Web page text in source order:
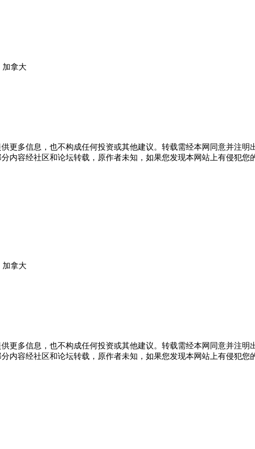
加拿大
更多信息，也不构成任何投资或其他建议。转载需经本网同意并注
内容经社区和论坛转载，原作者未知，如果您发现本网站上有侵犯您
加拿大
更多信息，也不构成任何投资或其他建议。转载需经本网同意并注
内容经社区和论坛转载，原作者未知，如果您发现本网站上有侵犯您